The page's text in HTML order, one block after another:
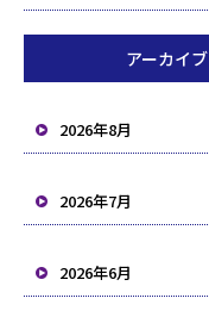
アーカイブ
2026年8月
2026年7月
2026年6月